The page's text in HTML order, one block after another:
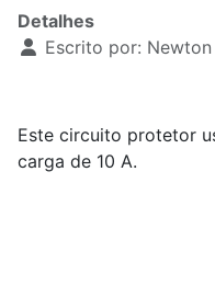
Detalhes
Escrito por: Newton
Este circuito protetor
carga de 10 A.